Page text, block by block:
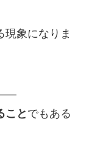
現象になりま
――
こと でもある